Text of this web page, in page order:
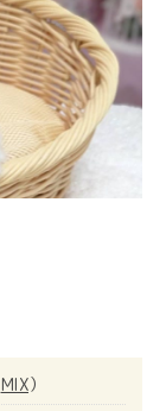
MIX）